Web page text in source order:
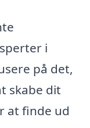
i
på det,
skabe dit
at finde ud